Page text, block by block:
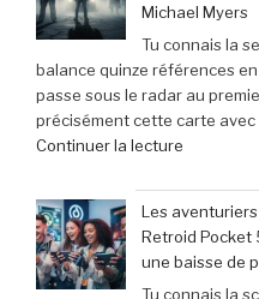
Michael Myers
Tu connais la
balance quinze références
passe sous le radar au
précisément cette carte
Continuer la lecture
Movie
:
Sinners
dévoile
Les
Retroid Pocket
une baisse de
Tu connais la